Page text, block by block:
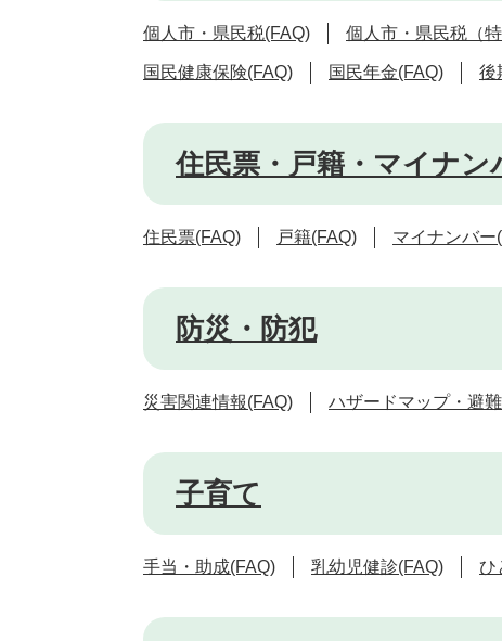
個人市・県民税(FAQ) 個人市・県民税（
国民健康保険(FAQ) 国民年金(FAQ) 後
住民票・戸籍・マイナン
住民票(FAQ) 戸籍(FAQ) マイナンバー
防災・防犯
災害関連情報(FAQ) ハザードマップ・避
子育て
手当・助成(FAQ) 乳幼児健診(FAQ) ひ